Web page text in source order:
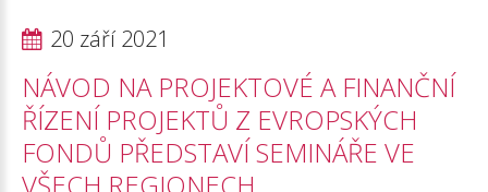
20 září 2021
NÁVOD NA PROJEKTOVÉ A FINANČNÍ
ŘÍZENÍ PROJEKTŮ Z EVROPSKÝCH
FONDŮ PŘEDSTAVÍ SEMINÁŘE VE